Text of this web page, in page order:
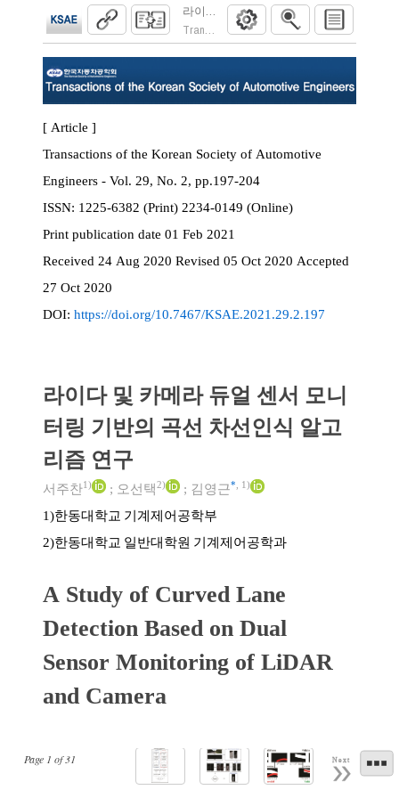
라이다 및 카메라 듀얼 센서 모니터링 기
Transactions of the Korean Society of
Page 1 of31 Next
[ Article ]
Transactions of the Korean Society of Automotive
Engineers - Vol. 29, No. 2, pp.197-204
ISSN:
1225-6382 (Print) 2234-0149 (Online)
Print publication date 01 Feb 2021
Received 24 Aug 2020 Revised 05 Oct 2020 Accepted
27 Oct 2020
DOI: https://doi.org/10.7467/KSAE.2021.29.2.197
라이다 및 카메라 듀얼 센서 모니
터링 기반의 곡선 차선인식 알고
리즘 연구
서주찬1) ; 오선택2) ; 김영근* 1)
1)한동대학교 기계제어공학부
2)한동대학교 일반대학원 기계제어공학과
A Study of Curved Lane
Detection Based on Dual
Sensor Monitoring of LiDAR
and Camera